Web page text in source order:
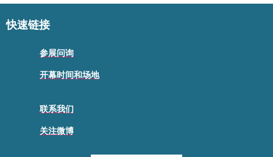
快速链接
参展问询
开幕时间和场地
联系我们
关注微博